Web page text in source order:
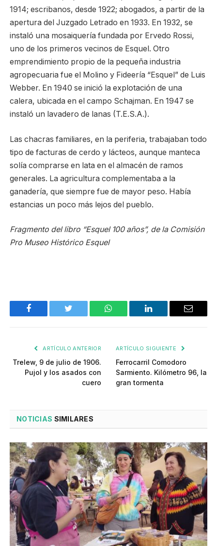
1914; escribanos, desde 1922; abogados, a partir de la
apertura del Juzgado Letrado en 1933. En 1932, se
instaló una mosaiquería fundada por Ervedo Rossi,
uno de los primeros vecinos de Esquel. Otro
emprendimiento propio de la pequeña industria
agropecuaria fue el Molino y Fideería “Esquel” de Luis
Webber. En 1940 se inició la explotación de una
calera, ubicada en el campo Schajman. En 1947 se
instaló un lavadero de lanas (T.E.S.A.).
Las chacras familiares, en la periferia, trabajaban todo
tipo de facturas de cerdo y lácteos, aunque manteca
solía comprarse en lata en el almacén de ramos
generales. La agricultura complementaba a la
ganadería, que siempre fue de mayor peso. Había
estancias un poco más lejos del pueblo.
Fragmento del libro “Esquel 100 años”, de la Comisión
Pro Museo Histórico Esquel
Facebook Twitter WhatsApp LinkedIn Email
ARTÍCULO ANTERIOR
Trelew, 9 de julio de 1906.
Pujol y los asados con
cuero
ARTÍCULO SIGUIENTE
Ferrocarril Comodoro
Sarmiento. Kilómetro 96, la
gran tormenta
NOTICIAS SIMILARES